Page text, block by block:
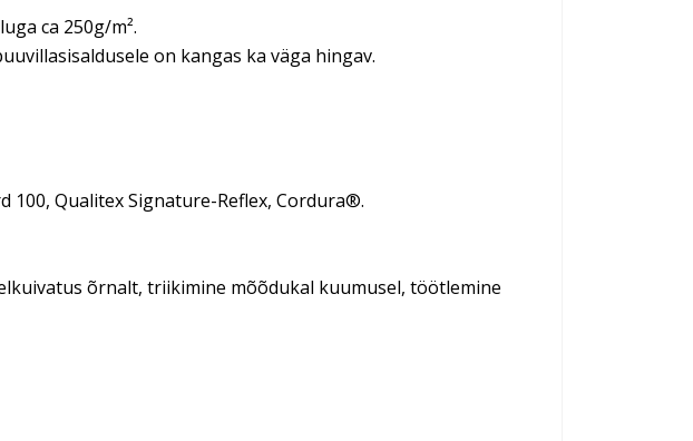
ca 250g/m².
on kangas ka väga hingav.
100, Qualitex Signature-Reflex, Cordura®.
õrnalt, triikimine mõõdukal kuumusel, töötlemine